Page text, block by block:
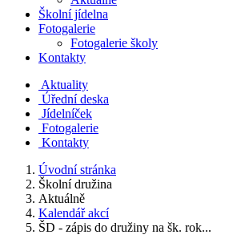
Školní jídelna
Fotogalerie
Fotogalerie školy
Kontakty
Aktuality
Úřední deska
Jídelníček
Fotogalerie
Kontakty
Úvodní stránka
Školní družina
Aktuálně
Kalendář akcí
ŠD - zápis do družiny na šk. rok...